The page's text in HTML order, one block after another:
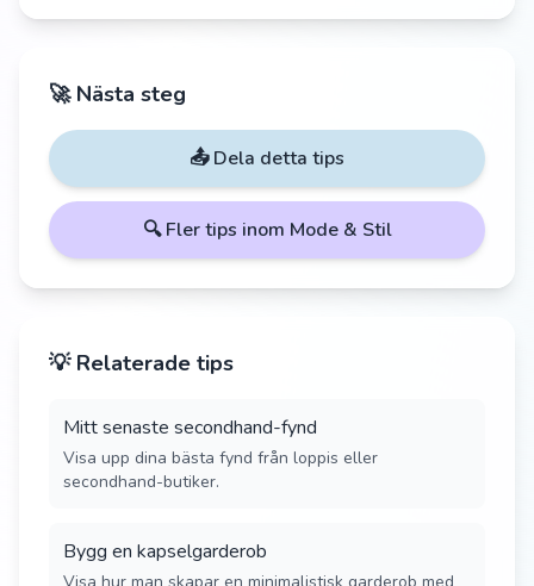
🚀 Nästa steg
📤 Dela detta tips
🔍 Fler tips inom Mode & Stil
💡 Relaterade tips
Mitt senaste secondhand-fynd
Visa upp dina bästa fynd från loppis eller
secondhand-butiker.
Bygg en kapselgarderob